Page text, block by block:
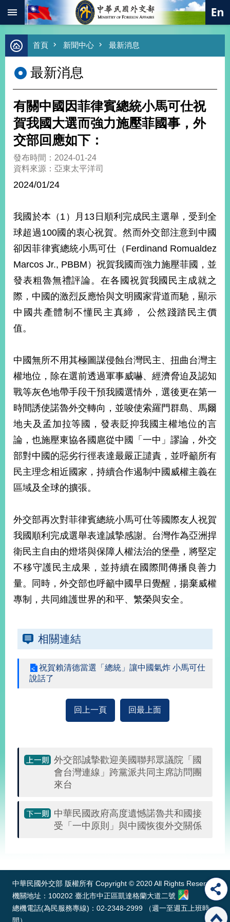
跳到主要內容區塊
進
階
尋
熱
總
合
外
交
外
交
經
濟
不
落
國
台
海
和
平
照
回
頁
網
站
導
覽
關
於
本
部
新
心
外
交
資
訊
國
地
為
關
網
站
首頁 新聞中心 最新消息
最新消息
有關中國因菲律賓總統小馬可仕祝
賀我國大選而強力施壓菲國事，外
交部回應如下：
發布時間：2024-01-24
資料來源：亞東太平洋司
2024/01/24
我國於本（1）月13日順利完成民主選舉，受到全
球超過100國的衷心祝賀。然而外交部注意到中國
卻因菲律賓總統小馬可仕（Ferdinand Romualdez
Marcos Jr., PBBM）祝賀我國而強力施壓菲國，並
發表粗魯無禮評論。在各國祝賀我國民主成就之
際，中國的激烈反應恰與文明國家背道而馳，顯示
中國共產體制不懂民主真締， 公然踐踏民主價
值。
中國無所不用其極圖謀侵蝕台灣民主、扭曲台灣主
權地位，除在選前透過軍事威嚇、經濟脅迫及認知
戰等灰色地帶手段干預我國選情外，選後更在第一
時間誘使諾魯外交轉向，並唆使索羅門群島、馬爾
地夫及孟加拉等國，發表貶抑我國主權地位的言
論，也施壓東協各國扈從中國「一中」謬論，外交
部對中國的惡劣行徑表達最嚴正譴責，並呼籲所有
民主理念相近國家，持續合作遏制中國威權主義在
區域及全球的擴張。
外交部再次對菲律賓總統小馬可仕等國際友人祝賀
我國順利完成選舉表達誠摯感謝。台灣作為亞洲捍
衛民主自由的燈塔與保障人權法治的堡壘，將堅定
不移守護民主成果，並持續在國際間傳播良善力
量。同時，外交部也呼籲中國早日覺醒，揚棄威權
專制，共同維護世界的和平、繁榮與安全。
相關連結
祝賀賴清德當選「總統」讓中國氣炸 小馬可仕
說話了
回上一頁 回最上面
外交部誠摯歡迎美國聯邦眾議院「國
會台灣連線」跨黨派共同主席訪問團
來台
中華民國政府高度遺憾諾魯共和國接
受「一中原則」與中國恢復外交關係
中華民國外交部 版權所有 Copyright © 2020 All Rights Reserved
機關地址：100202 臺北市中正區凱達格蘭大道二號
總機電話(為民服務專線)：02-2348-2999 （週一至週五上班時